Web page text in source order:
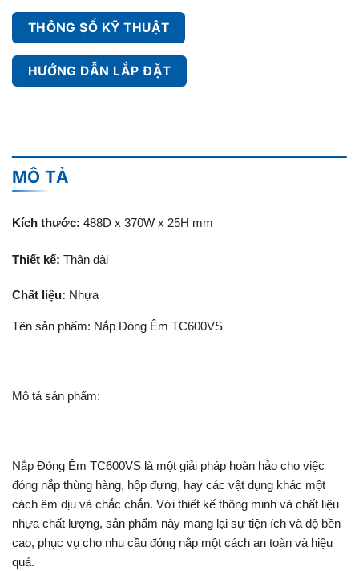
THÔNG SỐ KỸ THUẬT
HƯỚNG DẪN LẮP ĐẶT
MÔ TẢ
Kích thước: 488D x 370W x 25H mm
Thiết kế: Thân dài
Chất liệu: Nhựa
Tên sản phẩm: Nắp Đóng Êm TC600VS
Mô tả sản phẩm:
Nắp Đóng Êm TC600VS là một giải pháp hoàn hảo cho việc
đóng nắp thùng hàng, hộp đựng, hay các vật dụng khác một
cách êm dịu và chắc chắn. Với thiết kế thông minh và chất liệu
nhựa chất lượng, sản phẩm này mang lại sự tiện ích và độ bền
cao, phục vụ cho nhu cầu đóng nắp một cách an toàn và hiệu
quả.